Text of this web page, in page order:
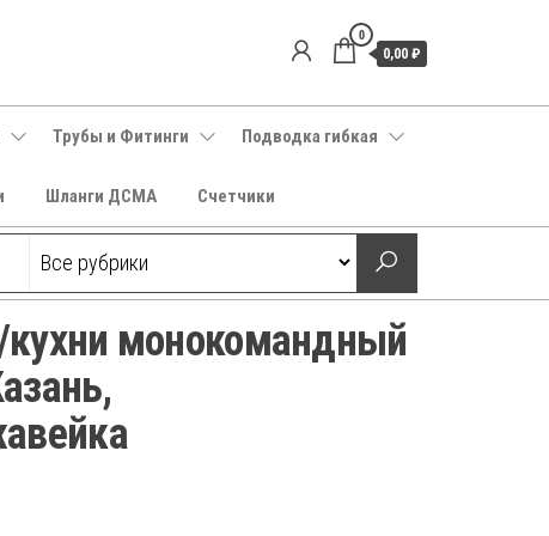
0
0,00 ₽
Трубы и Фитинги Подводка гибкая
Шланги ДСМА Счетчики
монокомандный